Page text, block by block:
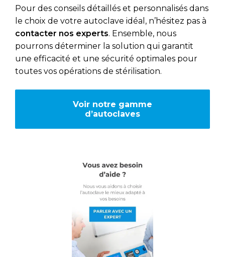
Pour des conseils détaillés et personnalisés dans
le choix de votre autoclave idéal, n’hésitez pas à
contacter nos experts. Ensemble, nous
pourrons déterminer la solution qui garantit
une efficacité et une sécurité optimales pour
toutes vos opérations de stérilisation.
Voir notre gamme
d’autoclaves